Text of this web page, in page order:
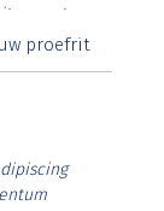
erat.
lorem
proefrit